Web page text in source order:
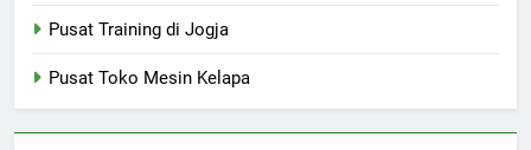
Pusat Training di Jogja
Pusat Toko Mesin Kelapa